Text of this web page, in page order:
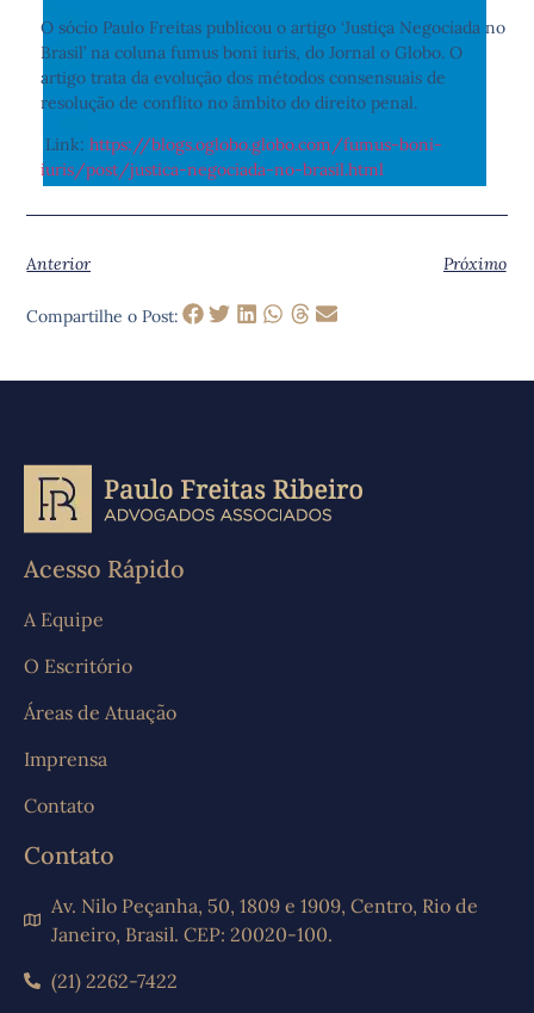
O sócio Paulo Freitas publicou o artigo ‘Justiça Negociada no
Brasil’ na coluna fumus boni iuris, do Jornal o Globo. O
artigo trata da evolução dos métodos consensuais de
resolução de conflito no âmbito do direito penal.
Link:https://blogs.oglobo.globo.com/fumus-boni-
iuris/post/justica-negociada-no-brasil.html
Anterior Próximo
Compartilhe o Post:
Acesso Rápido
A Equipe
O Escritório
Áreas de Atuação
Imprensa
Contato
Contato
Av. Nilo Peçanha, 50, 1809 e 1909, Centro, Rio de
Janeiro, Brasil. CEP: 20020-100.
(21) 2262-7422